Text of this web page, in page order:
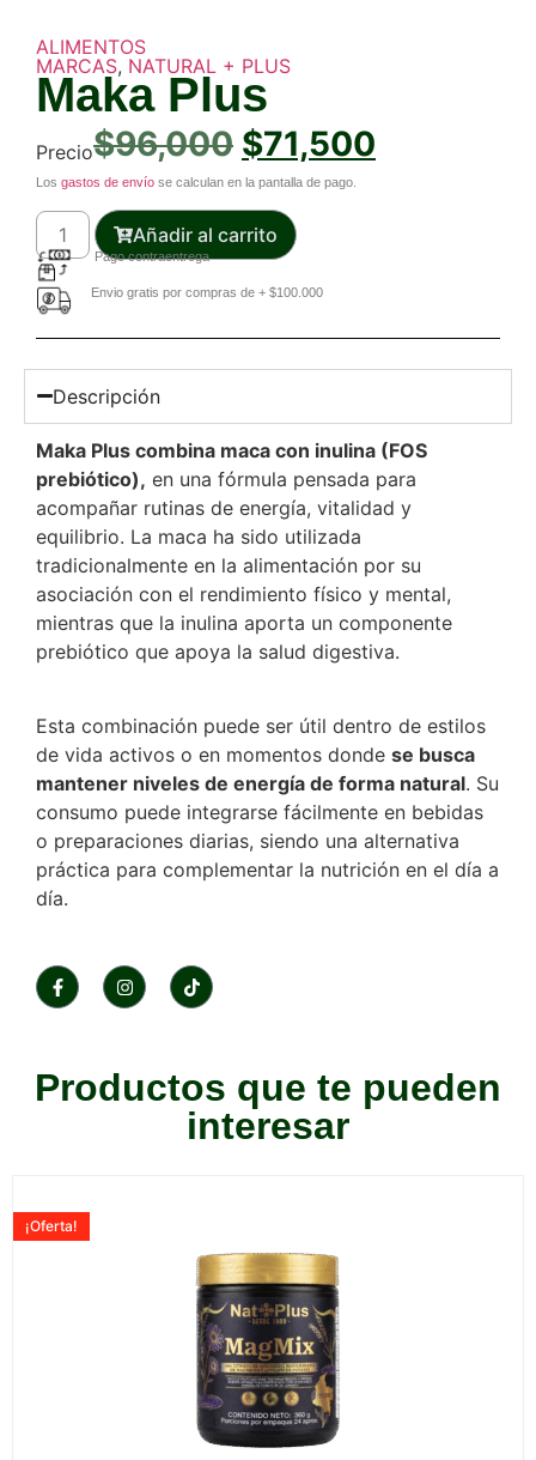
ALIMENTOS
MARCAS, NATURAL + PLUS
Maka Plus
Precio$96,000 $71,500
Los gastos de envío se calculan en la pantalla de pago.
Añadir al carrito
Pago contraentrega
Envio gratis por compras de + $100.000
Descripción
Maka Plus combina maca con inulina (FOS
prebiótico), en una fórmula pensada para
acompañar rutinas de energía, vitalidad y
equilibrio. La maca ha sido utilizada
tradicionalmente en la alimentación por su
asociación con el rendimiento físico y mental,
mientras que la inulina aporta un componente
prebiótico que apoya la salud digestiva.
Esta combinación puede ser útil dentro de estilos
de vida activos o en momentos donde se busca
mantener niveles de energía de forma natural. Su
consumo puede integrarse fácilmente en bebidas
o preparaciones diarias, siendo una alternativa
práctica para complementar la nutrición en el día a
día.
Productos que te pueden
interesar
¡Oferta!